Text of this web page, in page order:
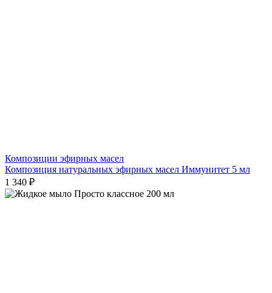
Композиции эфирных масел
Композиция натуральных эфирных масел Иммунитет 5 мл
1 340 ₽